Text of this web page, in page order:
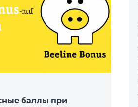
баллы при